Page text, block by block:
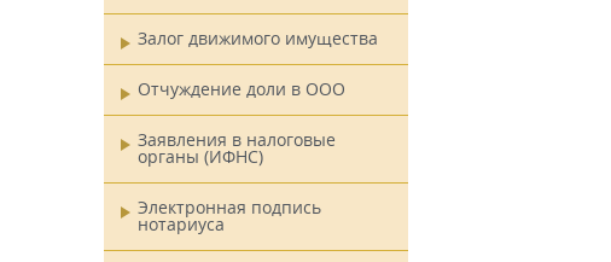
Залог движимого имущества
Отчуждение доли в ООО
Заявления в налоговые
органы (ИФНС)
Электронная подпись
нотариуса